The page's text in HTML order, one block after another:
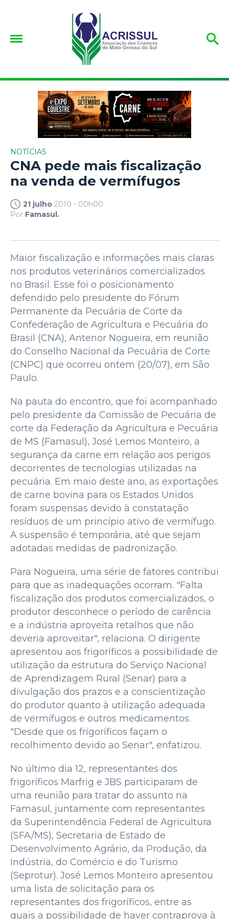
NOTÍCIAS
CNA pede mais fiscalização
na venda de vermífugos
21 julho 2010 - 00h00
Por Famasul.
Maior fiscalização e informações mais claras
nos produtos veterinários comercializados
no Brasil. Esse foi o posicionamento
defendido pelo presidente do Fórum
Permanente da Pecuária de Corte da
Confederação de Agricultura e Pecuária do
Brasil (CNA), Antenor Nogueira, em reunião
do Conselho Nacional da Pecuária de Corte
(CNPC) que ocorreu ontem (20/07), em São
Paulo.
Na pauta do encontro, que foi acompanhado
pelo presidente da Comissão de Pecuária de
corte da Federação da Agricultura e Pecuária
de MS (Famasul), José Lemos Monteiro, a
segurança da carne em relação aos perigos
decorrentes de tecnologias utilizadas na
pecuária. Em maio deste ano, as exportações
de carne bovina para os Estados Unidos
foram suspensas devido à constatação
resíduos de um princípio ativo de vermífugo.
A suspensão é temporária, até que sejam
adotadas medidas de padronização.
Para Nogueira, uma série de fatores contribui
para que as inadequações ocorram. "Falta
fiscalização dos produtos comercializados, o
produtor desconhece o período de carência
e a indústria aproveita retalhos que não
deveria aproveitar", relaciona. O dirigente
apresentou aos frigoríficos a possibilidade de
utilização da estrutura do Serviço Nacional
de Aprendizagem Rural (Senar) para a
divulgação dos prazos e a conscientização
do produtor quanto à utilização adequada
de vermífugos e outros medicamentos.
"Desde que os frigoríficos façam o
recolhimento devido ao Senar", enfatizou.
No último dia 12, representantes dos
frigoríficos Marfrig e JBS participaram de
uma reunião para tratar do assunto na
Famasul, juntamente com representantes
da Superintendência Federal de Agricultura
(SFA/MS), Secretaria de Estado de
Desenvolvimento Agrário, da Produção, da
Indústria, do Comércio e do Turismo
(Seprotur). José Lemos Monteiro apresentou
uma lista de solicitação para os
representantes dos frigoríficos, entre as
quais a possibilidade de haver contraprova à